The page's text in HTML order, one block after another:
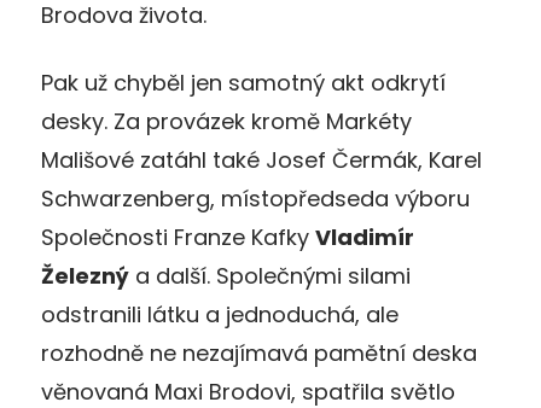
Brodova života.
Pak už chyběl jen samotný akt odkrytí
desky. Za provázek kromě Markéty
Mališové zatáhl také Josef Čermák, Karel
Schwarzenberg, místopředseda výboru
Společnosti Franze Kafky Vladimír
Železný a další. Společnými silami
odstranili látku a jednoduchá, ale
rozhodně ne nezajímavá pamětní deska
věnovaná Maxi Brodovi, spatřila světlo